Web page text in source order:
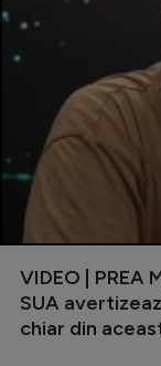
VIDEO | PREA
SUA
chiar din